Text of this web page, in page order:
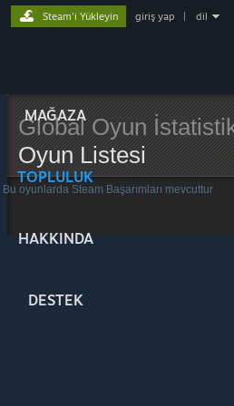
MAĞAZA
TOPLULUK
HAKKINDA
DESTEK
Steam'i Yükleyin giriş yap dil
Global Oyun
Oyun Listesi
Bu oyunlarda Steam Başarımları mevcuttur